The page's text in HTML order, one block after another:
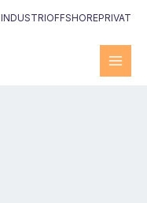
INDUSTRIOFFSHOREPRIVAT